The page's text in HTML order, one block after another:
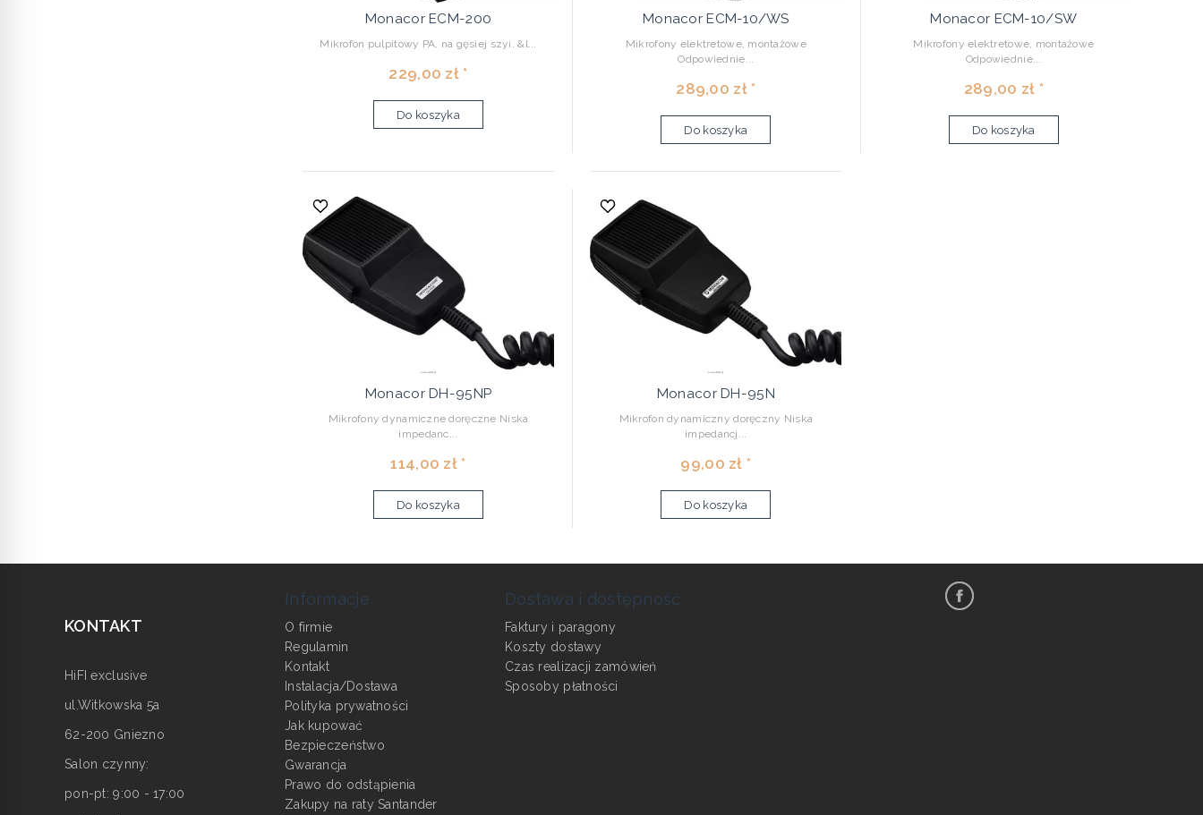
Monacor ECM-200
Mikrofon pulpitowy PA, na gęsiej szyi. &l...
229,00 zł *
Do koszyka
Monacor ECM-10/WS
Mikrofony elektretowe, montażowe
Odpowiednie...
289,00 zł *
Do koszyka
Monacor ECM-10/SW
Mikrofony elektretowe, montażowe
Odpowiednie...
289,00 zł *
Do koszyka
Monacor DH-95NP
Mikrofony dynamiczne doręczne Niska
impedanc...
114,00 zł *
Do koszyka
Monacor DH-95N
Mikrofon dynamiczny doręczny Niska
impedancj...
99,00 zł *
Do koszyka
KONTAKT
HiFI exclusive
ul.Witkowska 5a
62-200 Gniezno
Salon czynny:
pon-pt: 9:00 - 17:00
Informacje
O firmie
Regulamin
Kontakt
Instalacja/Dostawa
Polityka prywatności
Jak kupować
Bezpieczeństwo
Gwarancja
Prawo do odstąpienia
Zakupy na raty Santander
Dostawa i dostępność
Faktury i paragony
Koszty dostawy
Czas realizacji zamówień
Sposoby płatności